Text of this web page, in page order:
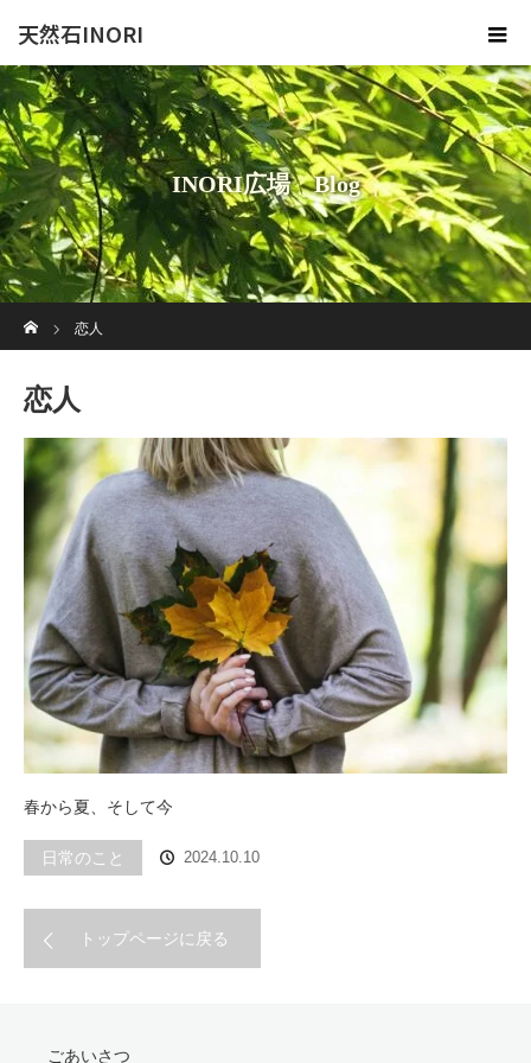
天然石INORI
INORI広場 Blog
恋人
恋人
春から夏、そして今
日常のこと 2024.10.10
トップページに戻る
ごあいさつ